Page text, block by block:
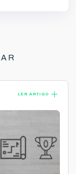
LER ARTIGO add